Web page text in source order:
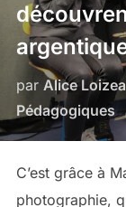
par Alice
Pédagogiques
C’est grâce à
photographie,